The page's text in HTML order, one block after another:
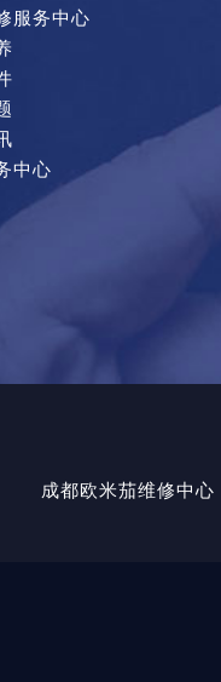
服务中心
中心
成都欧米茄维修中心